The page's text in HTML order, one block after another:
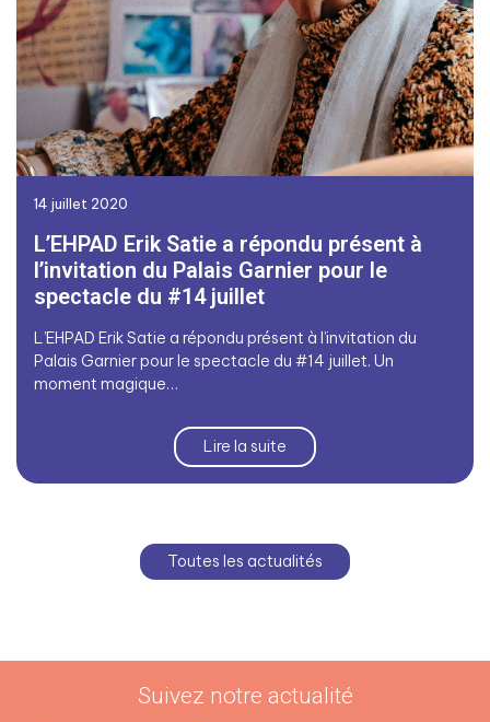
14 juillet 2020
L’EHPAD Erik Satie a répondu présent à
l’invitation du Palais Garnier pour le
spectacle du #14 juillet
L’EHPAD Erik Satie a répondu présent à l’invitation du
Palais Garnier pour le spectacle du #14 juillet. Un
moment magique…
Lire la suite
Toutes les actualités
Suivez notre actualité